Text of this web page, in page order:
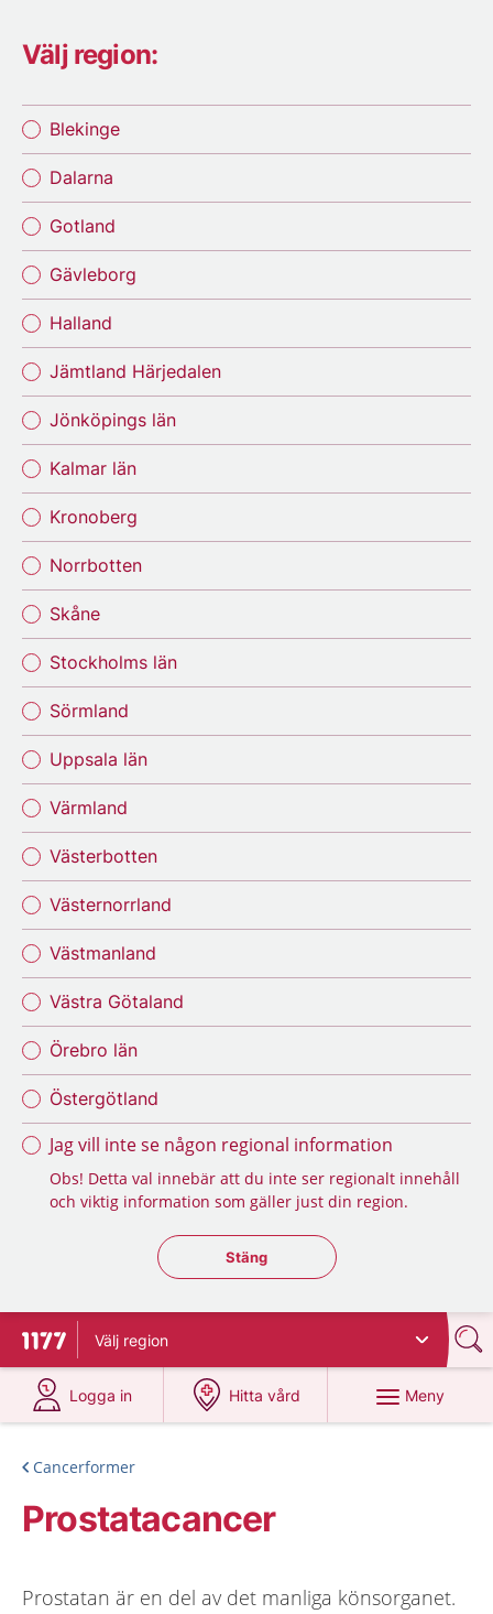
Välj region:
Blekinge
Dalarna
Gotland
Gävleborg
Halland
Jämtland Härjedalen
Jönköpings län
Kalmar län
Kronoberg
Norrbotten
Skåne
Stockholms län
Sörmland
Uppsala län
Värmland
Västerbotten
Västernorrland
Västmanland
Västra Götaland
Örebro län
Östergötland
Jag vill inte se någon regional information
Obs! Detta val innebär att du inte ser regionalt innehåll
och viktig information som gäller just din region.
Stäng regionsväljaren
Stäng
Till startsidan för 1177
Välj region
Logga in
på 1177.se
Hitta vård
på 1177.se
Meny
Cancerformer
Prostatacancer
Prostatan är en del av det manliga könsorganet.